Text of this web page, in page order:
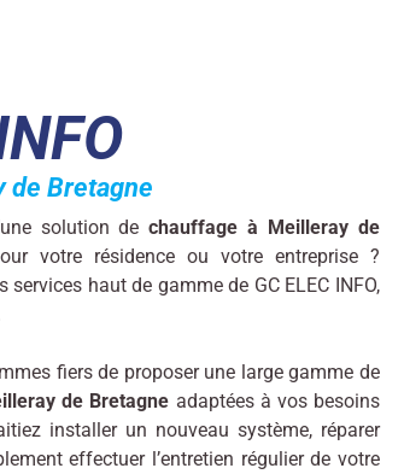
de Bretagne
solution dechauffage à Meilleray de
votre résidence ou votre entreprise ?
haut de gamme de GC ELEC INFO,
fiers de proposer une large gamme de
de Bretagne adaptées à vos besoins
installer un nouveau système, réparer
effectuer l’entretien régulier de votre